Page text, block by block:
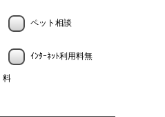
ペット相談
ｲﾝﾀｰﾈｯﾄ利用料無
料